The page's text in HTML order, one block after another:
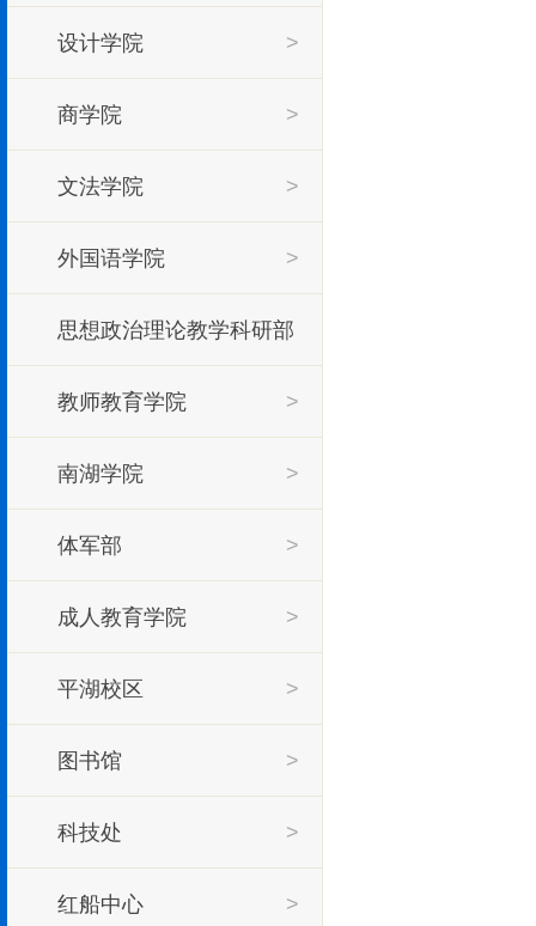
设计学院 >
商学院 >
文法学院 >
外国语学院 >
思想政治理论教学科研部
>
教师教育学院 >
南湖学院 >
体军部 >
成人教育学院 >
平湖校区 >
图书馆 >
科技处 >
红船中心 >